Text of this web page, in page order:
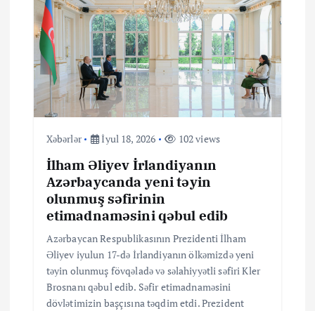
q
a
s
Xəbərlər İyul 18, 2026 102 views
İlham Əliyev İrlandiyanın
Azərbaycanda yeni təyin
olunmuş səfirinin
etimadnaməsini qəbul edib
Azərbaycan Respublikasının Prezidenti İlham
Əliyev iyulun 17-də İrlandiyanın ölkəmizdə yeni
təyin olunmuş fövqəladə və səlahiyyətli səfiri Kler
Brosnanı qəbul edib. Səfir etimadnaməsini
dövlətimizin başçısına təqdim etdi. Prezident